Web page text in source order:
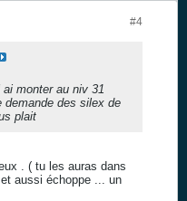
#4
monter au niv 31
demande des silex de
plait
. ( tu les auras dans
aussi échoppe ... un